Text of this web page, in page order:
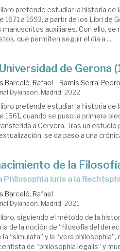
pretende estudiar la historia de
1671 a 1693, a partir de los Libri de
manuscritos auxiliares. Con ello, se
que permiten seguir el día a ...
de Gerona
Barceló, Rafael Ramis Serra, Pedro
Dykinson. Madrid, 2022
pretende estudiar la historia de
1561, cuando se puso la primera
a Cervera. Tras un estudio
se da paso a una
de la
Philosophia iuris a la
Barceló, Rafael
Dykinson. Madrid, 2021
siguiendo el método de la
de la noción de “filosofía del
la “simulata” y la “vera
de “philosophia legalis” y